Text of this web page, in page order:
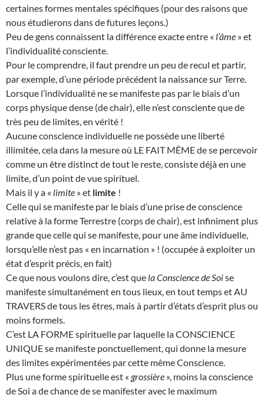
certaines formes mentales spécifiques (pour des raisons que
nous étudierons dans de futures leçons.)
Peu de gens connaissent la différence exacte entre « l’âme » et
l’individualité consciente.
Pour le comprendre, il faut prendre un peu de recul et partir,
par exemple, d’une période précédent la naissance sur Terre.
Lorsque l’individualité ne se manifeste pas par le biais d’un
corps physique dense (de chair), elle n’est consciente que de
très peu de limites, en vérité !
Aucune conscience individuelle ne possède une liberté
illimitée, cela dans la mesure où LE FAIT MÊME de se percevoir
comme un être distinct de tout le reste, consiste déjà en une
limite, d’un point de vue spirituel.
Mais il y a « limite » et limite !
Celle qui se manifeste par le biais d’une prise de conscience
relative à la forme Terrestre (corps de chair), est infiniment plus
grande que celle qui se manifeste, pour une âme individuelle,
lorsqu’elle n’est pas « en incarnation » ! (occupée à exploiter un
état d’esprit précis, en fait)
Ce que nous voulons dire, c’est que la Conscience de Soise
manifeste simultanément en tous lieux, en tout temps et AU
TRAVERS de tous les êtres, mais à partir d’états d’esprit plus ou
moins formels.
C’est LA FORME spirituelle par laquelle la CONSCIENCE
UNIQUE se manifeste ponctuellement, qui donne la mesure
des limites expérimentées par cette même Conscience.
Plus une forme spirituelle est « grossière », moins la conscience
de Soi a de chance de se manifester avec le maximum